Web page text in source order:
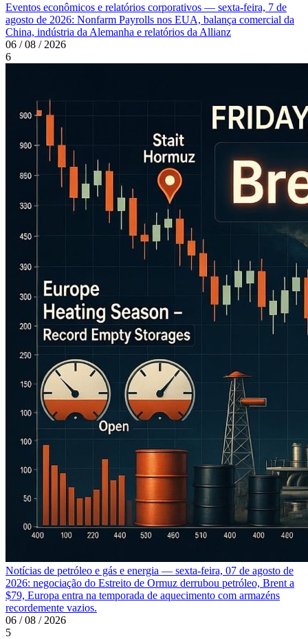
Eventos econômicos e relatórios corporativos — sexta-feira, 7 de
agosto de 2026: Nonfarm Payrolls nos EUA, balança comercial da
China, indústria da Alemanha e relatórios da Allianz
06 / 08 / 2026
6
Notícias de petróleo e gás e energia — sexta-feira, 07 de agosto de
2026: negociação do Estreito de Ormuz derrubou petróleo, Brent a
$79, Europa entra na temporada de aquecimento com armazéns
recordemente vazios.
06 / 08 / 2026
5